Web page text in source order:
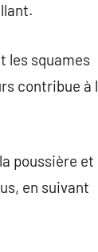
les squames
contribue à
poussière et
en suivant